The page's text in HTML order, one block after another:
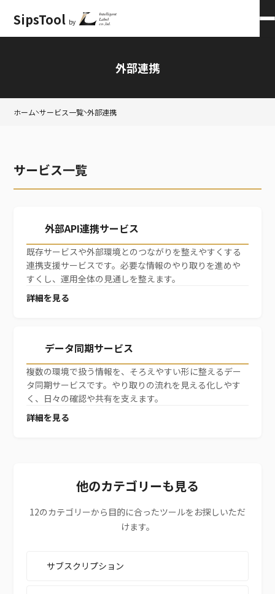
SipsTool by
外部連携
ホーム サービス一覧 外部連携
サービス一覧
外部API連携サービス
既存サービスや外部環境とのつながりを整えやすくする
連携支援サービスです。必要な情報のやり取りを進めや
すくし、運用全体の見通しを整えます。
詳細を見る
データ同期サービス
複数の環境で扱う情報を、そろえやすい形に整えるデー
タ同期サービスです。やり取りの流れを見える化しやす
く、日々の確認や共有を支えます。
詳細を見る
他のカテゴリーも見る
12のカテゴリーから目的に合ったツールをお探しいただ
けます。
サブスクリプション